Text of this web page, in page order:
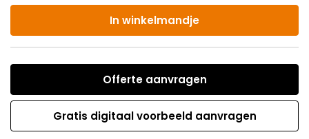
In winkelmandje
Offerte aanvragen
Gratis digitaal voorbeeld aanvragen